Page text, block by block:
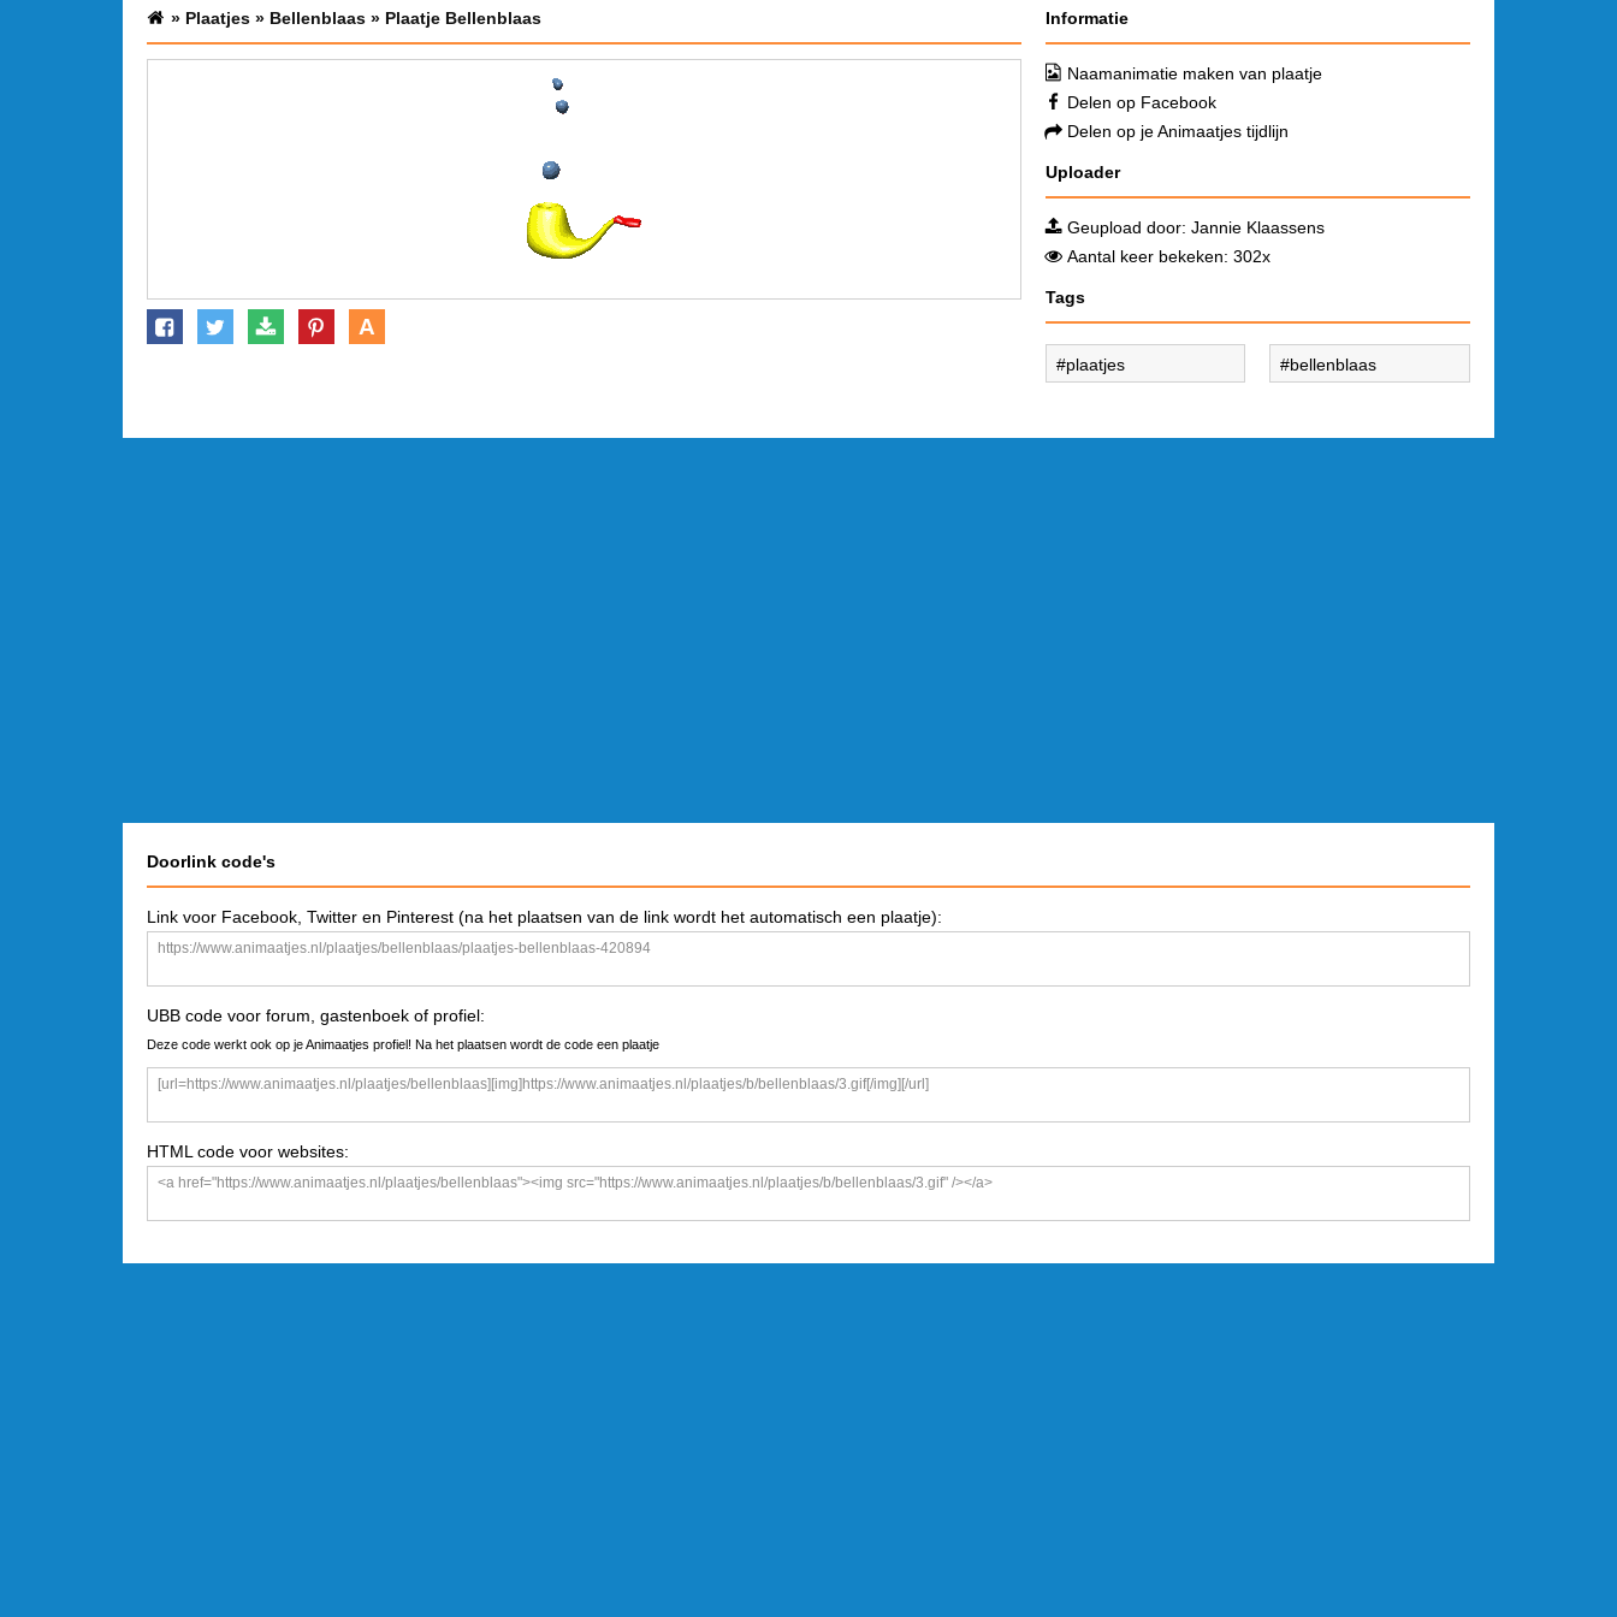
» Plaatjes » Bellenblaas » Plaatje Bellenblaas
A
Informatie
Naamanimatie maken van plaatje
Delen op Facebook
Delen op je Animaatjes tijdlijn
Uploader
Geupload door: Jannie Klaassens
Aantal keer bekeken: 302x
Tags
plaatjes bellenblaas
Doorlink code's
Link voor Facebook, Twitter en Pinterest (na het plaatsen van de link wordt het automatisch een plaatje):
UBB code voor forum, gastenboek of profiel:
Deze code werkt ook op je Animaatjes profiel! Na het plaatsen wordt de code een plaatje
HTML code voor websites: